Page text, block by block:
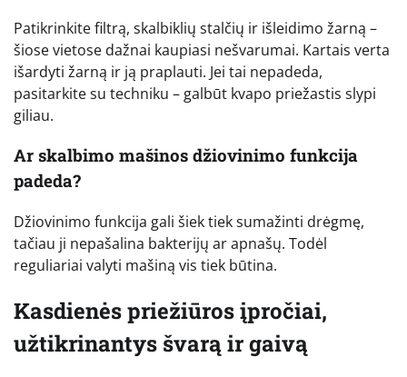
Patikrinkite filtrą, skalbiklių stalčių ir išleidimo žarną –
šiose vietose dažnai kaupiasi nešvarumai. Kartais verta
išardyti žarną ir ją praplauti. Jei tai nepadeda,
pasitarkite su techniku – galbūt kvapo priežastis slypi
giliau.
Ar skalbimo mašinos džiovinimo funkcija
padeda?
Džiovinimo funkcija gali šiek tiek sumažinti drėgmę,
tačiau ji nepašalina bakterijų ar apnašų. Todėl
reguliariai valyti mašiną vis tiek būtina.
Kasdienės priežiūros įpročiai,
užtikrinantys švarą ir gaivą